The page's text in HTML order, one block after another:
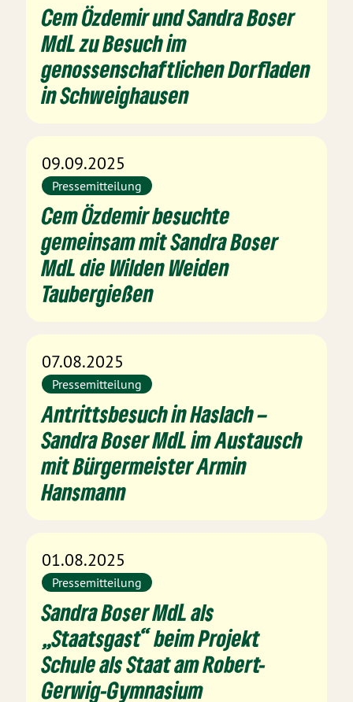
Cem Özdemir und Sandra Boser
MdL zu Besuch im
genossenschaftlichen Dorfladen
in Schweighausen
09.09.2025
Pressemitteilung
Cem Özdemir besuchte
gemeinsam mit Sandra Boser
MdL die Wilden Weiden
Taubergießen
07.08.2025
Pressemitteilung
Antrittsbesuch in Haslach –
Sandra Boser MdL im Austausch
mit Bürgermeister Armin
Hansmann
01.08.2025
Pressemitteilung
Sandra Boser MdL als
„Staatsgast“ beim Projekt
Schule als Staat am Robert-
Gerwig-Gymnasium